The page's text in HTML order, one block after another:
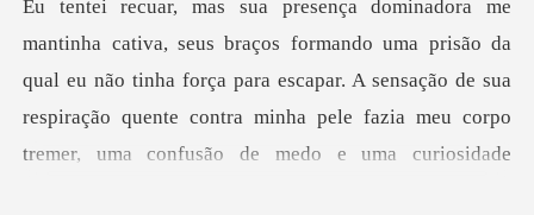
Histórico
Sair
prisão da
qual eu não tinha força para escapar. A sensação de sua
respiração quente contra